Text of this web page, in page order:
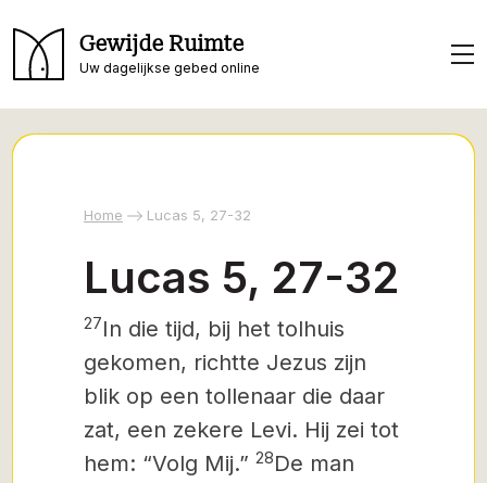
Gewijde Ruimte
Uw dagelijkse gebed online
Home Lucas 5, 27-32
Lucas 5, 27-32
27In die tijd, bij het tolhuis
gekomen, richtte Jezus zijn
blik op een tollenaar die daar
zat, een zekere Levi. Hij zei tot
hem: “Volg Mij.” 28De man